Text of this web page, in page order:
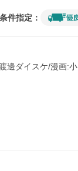
条件指定：
邊ダイスケ/漫画:小